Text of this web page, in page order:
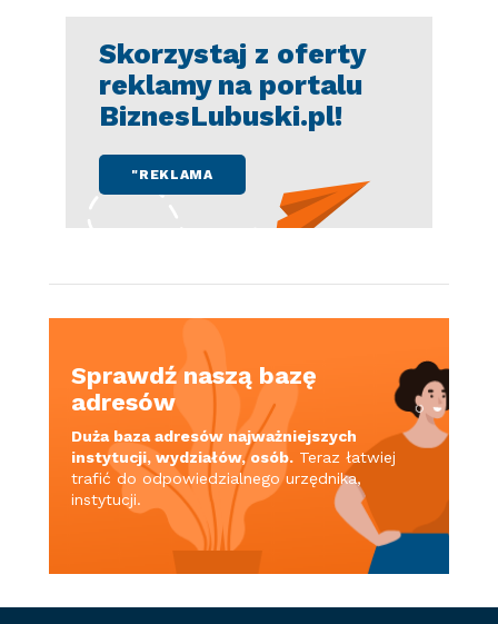
Skorzystaj z oferty
reklamy na portalu
BiznesLubuski.pl!
"REKLAMA
Sprawdź naszą bazę
adresów
Duża baza adresów najważniejszych
instytucji, wydziałów, osób. Teraz łatwiej
trafić do odpowiedzialnego urzędnika,
instytucji.